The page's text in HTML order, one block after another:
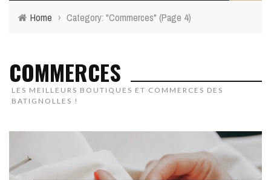
Home › Category: "Commerces" (Page 4)
COMMERCES
LES MEILLEURS BOUTIQUES ET COMMERCES DES
BATIGNOLLES !